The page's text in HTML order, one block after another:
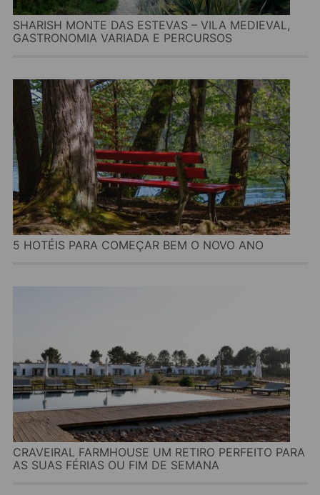
SHARISH MONTE DAS ESTEVAS – VILA MEDIEVAL,
GASTRONOMIA VARIADA E PERCURSOS
5 HOTÉIS PARA COMEÇAR BEM O NOVO ANO
CRAVEIRAL FARMHOUSE UM RETIRO PERFEITO PARA
AS SUAS FÉRIAS OU FIM DE SEMANA